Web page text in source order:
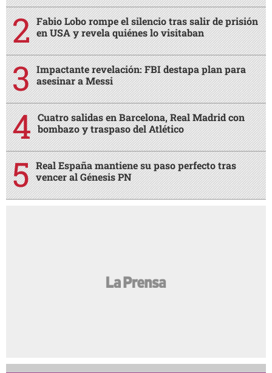
Fabio Lobo rompe el silencio tras salir de prisión
en USA y revela quiénes lo visitaban
Impactante revelación: FBI destapa plan para
asesinar a Messi
Cuatro salidas en Barcelona, Real Madrid con
bombazo y traspaso del Atlético
Real España mantiene su paso perfecto tras
vencer al Génesis PN